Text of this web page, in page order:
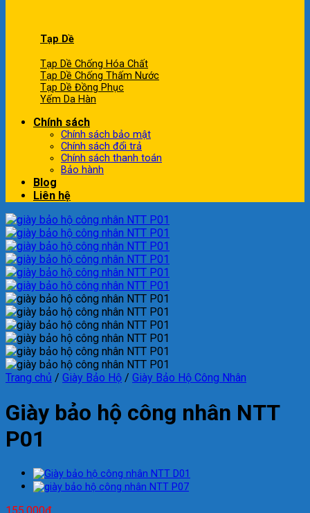
Tạp Dề
Tạp Dề Chống Hóa Chất
Tạp Dề Chống Thấm Nước
Tạp Dề Đồng Phục
Yếm Da Hàn
Chính sách
Chính sách bảo mật
Chính sách đổi trả
Chính sách thanh toán
Bảo hành
Blog
Liên hệ
Trang chủ / Giày Bảo Hộ / Giày Bảo Hộ Công Nhân
Giày bảo hộ công nhân NTT
P01